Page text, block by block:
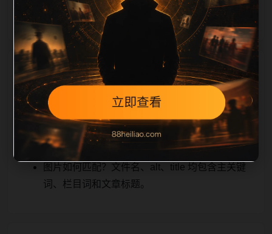
SEO 检查清单自动修正。
相关问题
翻车事件后续如何更新？按每日少量、主题相
关、图片本地化的方式持续补充。
如何继续浏览？可返回栏目页、查看热门推荐或
进入 sitemap。
图片如何匹配？文件名、alt、title 均包含主关键
词、栏目词和文章标题。